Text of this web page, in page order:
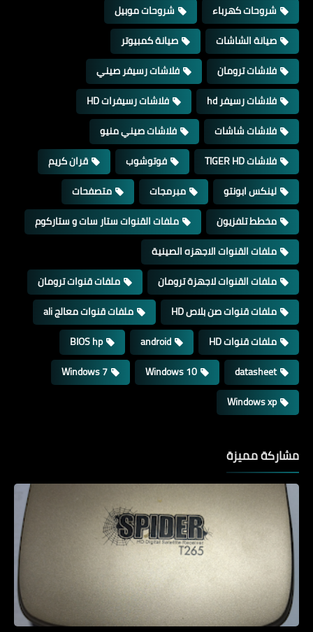
شروحات كهرباء
شروحات موبيل
صيانة الشاشات
صيانة كمبيوتر
فلاشات ترومان
فلاشات رسيفر صيني
فلاشات رسيفر hd
فلاشات رسيفرات HD
فلاشات شاشات
فلاشات صيني منيو
فلاشات TIGER HD
فوتوشوب
قران كريم
لينكس ابونتو
مبرمجات
متصفحات
مخطط تلفزيون
ملفات القنوات ستار سات و ستاركوم
ملفات القنوات الاجهزه الصينية
ملفات القنوات لاجهزة ترومان
ملفات قنوات ترومان
ملفات قنوات صن بلاص HD
ملفات قنوات معالج ali
ملفات قنوات HD
android
BIOS hp
datasheet
Windows 10
Windows 7
Windows xp
مشاركة مميزة